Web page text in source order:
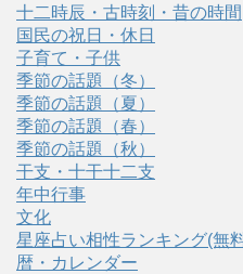
十二時辰・古時刻・昔の時間
国民の祝日・休日
子育て・子供
季節の話題（冬）
季節の話題（夏）
季節の話題（春）
季節の話題（秋）
干支・十干十二支
年中行事
文化
星座占い相性ランキング(無料
暦・カレンダー